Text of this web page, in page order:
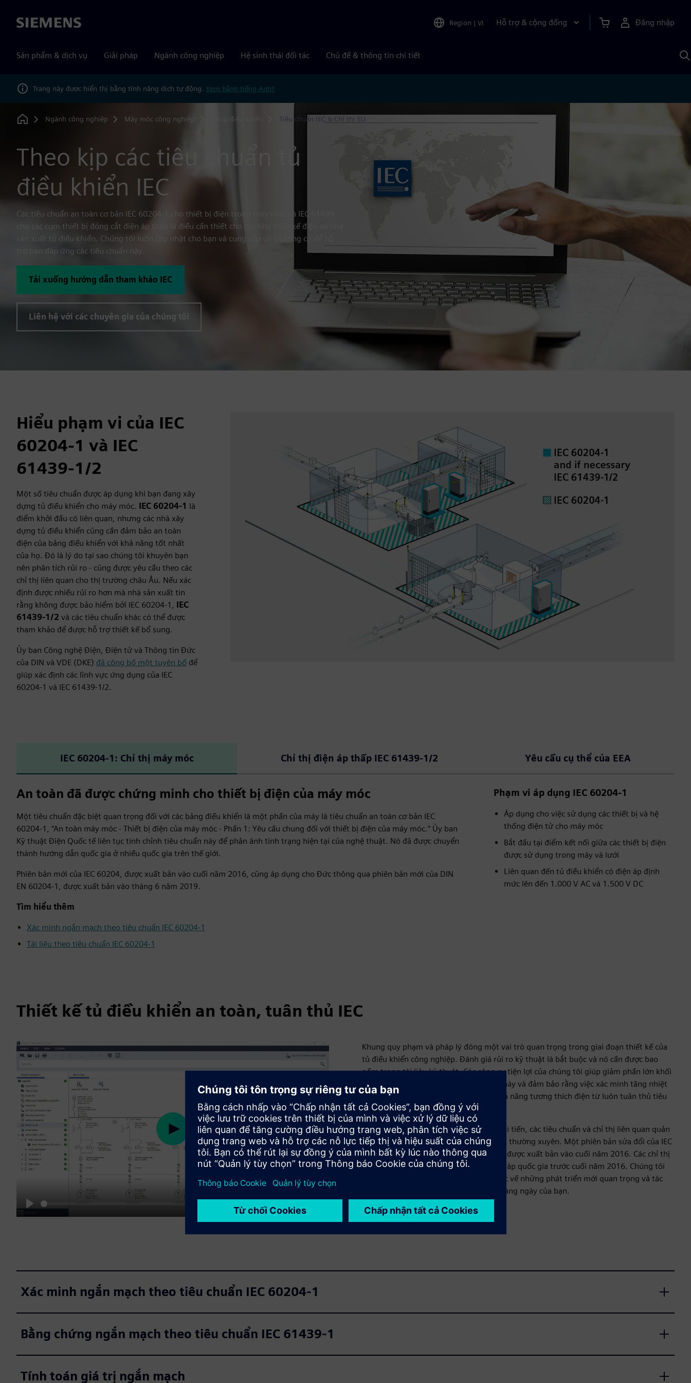
Siemens Region | VI Hỗ trợ & cộng đồng Đăng nhập
Sản phẩm & dịch vụ Giải pháp Ngành công nghiệp Hệ sinh thái đối tác Chủ đề & thông tin chi tiết
Trang này được hiển thị bằng tính năng dịch tự động. Xem bằng tiếng Anh?
Home
Ngành công nghiệp Máy móc công nghiệp Bảng điều khiển Tiêu chuẩn IEC & Chỉ thị EU
Theo kịp các tiêu chuẩn tủ
điều khiển IEC
Các tiêu chuẩn an toàn cơ bản IEC 60204-1 cho thiết bị điện trong máy móc và IEC 61439
cho các cụm thiết bị đóng cắt điện áp thấp là điều cần thiết cho các nhà thiết kế điện và nhà
sản xuất tủ điều khiển. Chúng tôi luôn cập nhật cho bạn và cung cấp vô số công cụ để hỗ
trợ bạn đáp ứng các tiêu chuẩn này.
Tải xuống hướng dẫn tham khảo IEC
Liên hệ với các chuyên gia của chúng tôi
Hiểu phạm vi của IEC
60204-1 và IEC
61439‑1/2
Một số tiêu chuẩn được áp dụng khi bạn đang xây
dựng tủ điều khiển cho máy móc. IEC 60204-1 là
điểm khởi đầu có liên quan, nhưng các nhà xây
dựng tủ điều khiển cũng cần đảm bảo an toàn
điện của bảng điều khiển với khả năng tốt nhất
của họ. Đó là lý do tại sao chúng tôi khuyên bạn
nên phân tích rủi ro - cũng được yêu cầu theo các
chỉ thị liên quan cho thị trường châu Âu. Nếu xác
định được nhiều rủi ro hơn mà nhà sản xuất tin
rằng không được bảo hiểm bởi IEC 60204-1, IEC
61439-1/2 và các tiêu chuẩn khác có thể được
tham khảo để được hỗ trợ thiết kế bổ sung.
Ủy ban Công nghệ Điện, Điện tử và Thông tin Đức
của DIN và VDE (DKE) đã công bố một tuyên bố để
giúp xác định các lĩnh vực ứng dụng của IEC
60204-1 và IEC 61439-1/2.
IEC 60204‑1: Chỉ thị máy móc Chỉ thị điện áp thấp IEC 61439‑1/2 Yêu cầu cụ thể của EEA
An toàn đã được chứng minh cho thiết bị điện của máy móc
Một tiêu chuẩn đặc biệt quan trọng đối với các bảng điều khiển là một phần của máy là tiêu chuẩn an toàn cơ bản IEC
60204-1, “An toàn máy móc - Thiết bị điện của máy móc - Phần 1: Yêu cầu chung đối với thiết bị điện của máy móc.” Ủy ban
Kỹ thuật Điện Quốc tế liên tục tinh chỉnh tiêu chuẩn này để phản ánh tình trạng hiện tại của nghệ thuật. Nó đã được chuyển
thành hướng dẫn quốc gia ở nhiều quốc gia trên thế giới.
Phiên bản mới của IEC 60204, được xuất bản vào cuối năm 2016, cũng áp dụng cho Đức thông qua phiên bản mới của DIN
EN 60204-1, được xuất bản vào tháng 6 năm 2019.
Tìm hiểu thêm
Xác minh ngắn mạch theo tiêu chuẩn IEC 60204‑1
Tài liệu theo tiêu chuẩn IEC 60204‑1
Phạm vi áp dụng IEC 60204-1
Áp dụng cho việc sử dụng các thiết bị và hệ
thống điện tử cho máy móc
Bắt đầu tại điểm kết nối giữa các thiết bị điện
được sử dụng trong máy và lưới
Liên quan đến tủ điều khiển có điện áp định
mức lên đến 1.000 V AC và 1.500 V DC
Thiết kế tủ điều khiển an toàn, tuân thủ IEC
Play Mute Settings
PIP
Play
Khung quy phạm và pháp lý đóng một vai trò quan trọng trong giai đoạn thiết kế của
tủ điều khiển công nghiệp. Đánh giá rủi ro kỹ thuật là bắt buộc và nó cần được bao
gồm trong tài liệu kỹ thuật. Các công cụ tiện lợi của chúng tôi giúp giảm phần lớn khối
lượng công việc của bạn trong lĩnh vực này và đảm bảo rằng việc xác minh tăng nhiệt
độ, xác minh ngắn mạch và đánh giá khả năng tương thích điện từ luôn tuân thủ tiêu
chuẩn, đáng tin cậy và cực kỳ hiệu quả.
Cũng giống như công nghệ luôn được cải tiến, các tiêu chuẩn và chỉ thị liên quan quản
lý tủ điều khiển cũng phải được cập nhật thường xuyên. Một phiên bản sửa đổi của IEC
60204-1 (Thiết bị điện của máy móc) đã được xuất bản vào cuối năm 2016. Các chỉ thị
mới của EU đã được chuyển sang luật pháp quốc gia trước cuối năm 2016. Chúng tôi
luôn tư vấn cho bạn trong thời gian thực về những phát triển mới quan trọng và tác
động của chúng đối với các hoạt động hàng ngày của bạn.
Xác minh ngắn mạch theo tiêu chuẩn IEC 60204‑1
Bằng chứng ngắn mạch theo tiêu chuẩn IEC 61439‑1
Tính toán giá trị ngắn mạch